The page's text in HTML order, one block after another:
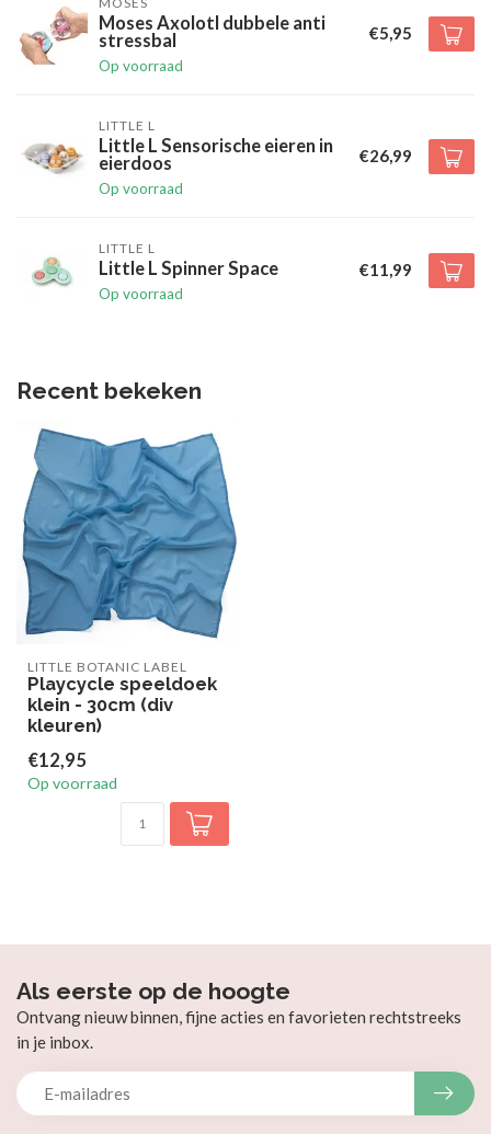
Moses Axolotl dubbele anti
stressbal
Op voorraad
€5,95
LITTLE L
Little L Sensorische eieren in
eierdoos
Op voorraad
€26,99
LITTLE L
Little L Spinner Space
Op voorraad
€11,99
Recent bekeken
LITTLE BOTANIC LABEL
Playcycle speeldoek
klein - 30cm (div
kleuren)
€12,95
Op voorraad
Als eerste op de hoogte
Ontvang nieuw binnen, fijne acties en favorieten rechtstreeks
in je inbox.